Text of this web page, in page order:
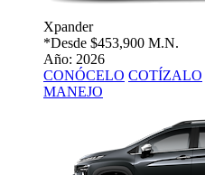
Xpander
*Desde $453,900 M.N.
Año: 2026
CONÓCELO COTÍZALO
MANEJO